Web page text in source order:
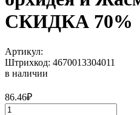
СКИДКА 70%
Артикул:
Штрихкод: 4670013304011
в наличии
86.46₽